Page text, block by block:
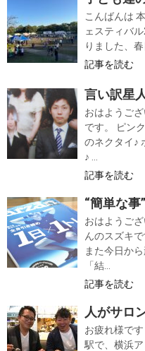
こんばんは
ェスティバ
りました、
記事を読む
言い訳星
おはようご
です。 ピン
のネクタイ♪
♪ ...
記事を読む
“簡単な事
おはようご
んのスズキ
また今日か
「結...
記事を読む
人がサロ
お疲れ様で
駅で、横浜ア